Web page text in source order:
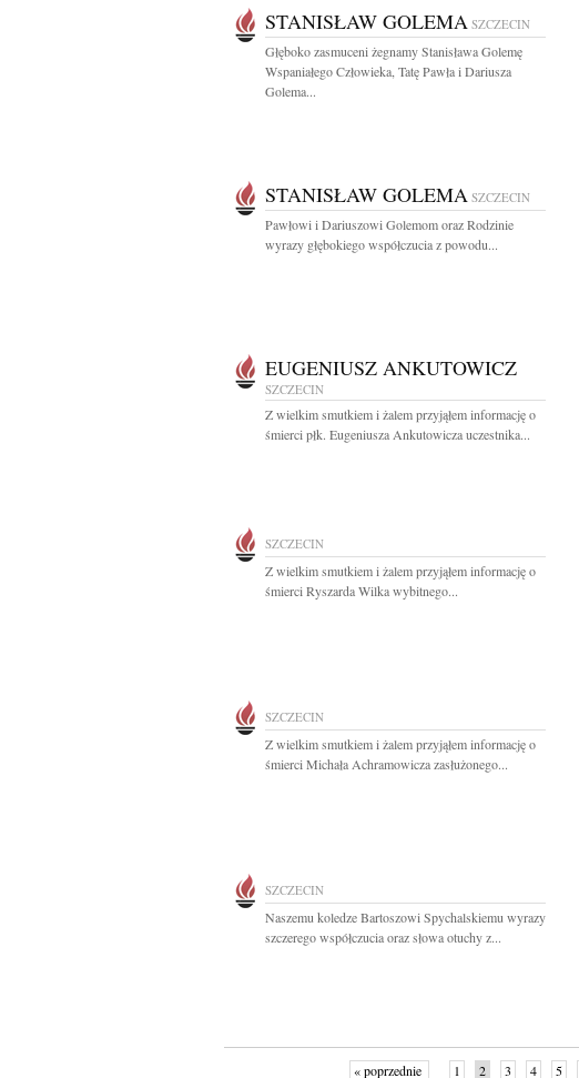
STANISŁAW GOLEMA SZCZECIN
Głęboko zasmuceni żegnamy Stanisława Golemę
Wspaniałego Człowieka, Tatę Pawła i Dariusza
Golema...
STANISŁAW GOLEMA SZCZECIN
Pawłowi i Dariuszowi Golemom oraz Rodzinie
wyrazy głębokiego współczucia z powodu...
EUGENIUSZ ANKUTOWICZ
SZCZECIN
Z wielkim smutkiem i żalem przyjąłem informację o
śmierci płk. Eugeniusza Ankutowicza uczestnika...
SZCZECIN
Z wielkim smutkiem i żalem przyjąłem informację o
śmierci Ryszarda Wilka wybitnego...
SZCZECIN
Z wielkim smutkiem i żalem przyjąłem informację o
śmierci Michała Achramowicza zasłużonego...
SZCZECIN
Naszemu koledze Bartoszowi Spychalskiemu wyrazy
szczerego współczucia oraz słowa otuchy z...
« poprzednie 1 2 3 4 5